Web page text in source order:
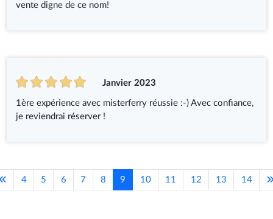
vente digne de ce nom!
Janvier 2023
1ère expérience avec misterferry réussie :-) Avec confiance,
je reviendrai réserver !
4 5 6 7 8 9 10 11 12 13 14